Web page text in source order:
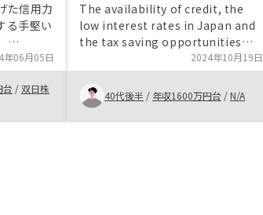
た信用力
る手堅い
がままに
てくれま
の行く条
とがで
去者発生
年06月05日
台 /双日株
The availability of credit, the
low interest rates in Japan and
the tax saving opportunities
were good.自分で物件を検索した
い。リストされていない物件にもサ
ッパートとローンサッパート欲しい
2024年10月19日
40代後半 / 年収1600万円台 /N/A